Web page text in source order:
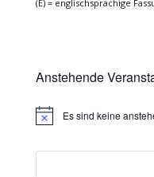
(E) = englischsprachige
Anstehende
HinweisEs sind keine